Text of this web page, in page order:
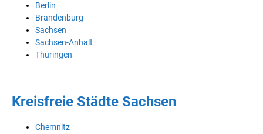
Berlin
Brandenburg
Sachsen
Sachsen-Anhalt
Thüringen
Kreisfreie Städte Sachsen
Chemnitz